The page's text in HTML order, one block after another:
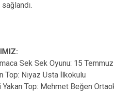
Sek Sek Oyunu: 15
Top: Niyaz Usta İlkokulu
Yakan Top: Mehmet Beğen